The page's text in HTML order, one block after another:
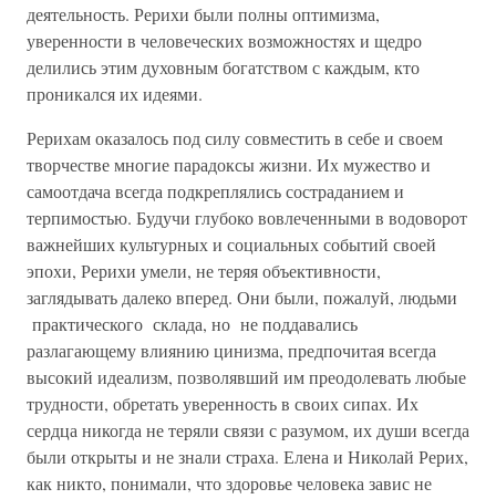
деятельность. Рерихи были полны оптимизма,
уверенности в человеческих возможностях и щедро
делились этим духовным богатством с каждым, кто
проникался их идеями.
Рерихам оказалось под силу совместить в себе и своем
творчестве многие парадоксы жизни. Их мужество и
самоотдача всегда подкреплялись состраданием и
терпимостью. Будучи глубоко вовлеченными в водоворот
важнейших культурных и социальных событий своей
эпохи, Рерихи умели, не теряя объективности,
заглядывать далеко вперед. Они были, пожалуй, людьми
практического склада, но не поддавались
разлагающему влиянию цинизма, предпочитая всегда
высокий идеализм, позволявший им преодолевать любые
трудности, обретать уверенность в своих сипах. Их
сердца никогда не теряли связи с разумом, их души всегда
были открыты и не знали страха. Елена и Николай Рерих,
как никто, понимали, что здоровье человека завис не